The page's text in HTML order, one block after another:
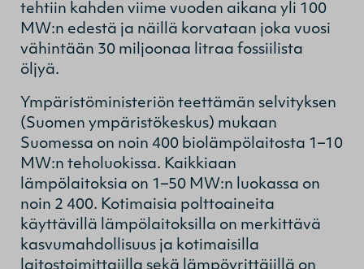
tehtiin kahden viime vuoden aikana yli 100
MW:n edestä ja näillä korvataan joka vuosi
vähintään 30 miljoonaa litraa fossiilista
öljyä.
Ympäristöministeriön teettämän selvityksen
(Suomen ympäristökeskus) mukaan
Suomessa on noin 400 biolämpölaitosta 1–10
MW:n teholuokissa. Kaikkiaan
lämpölaitoksia on 1–50 MW:n luokassa on
noin 2 400. Kotimaisia polttoaineita
käyttävillä lämpölaitoksilla on merkittävä
kasvumahdollisuus ja kotimaisilla
laitostoimittajilla sekä lämpöyrittäjillä on